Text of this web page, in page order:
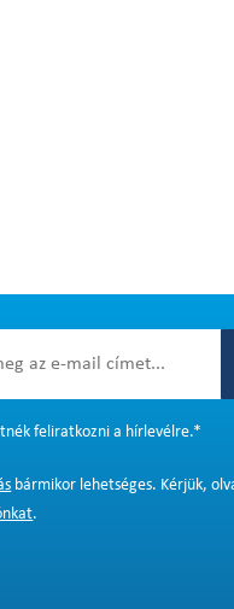
feliratkozni a hírlevélre.*
bármikor lehetséges. Kérjük,
.